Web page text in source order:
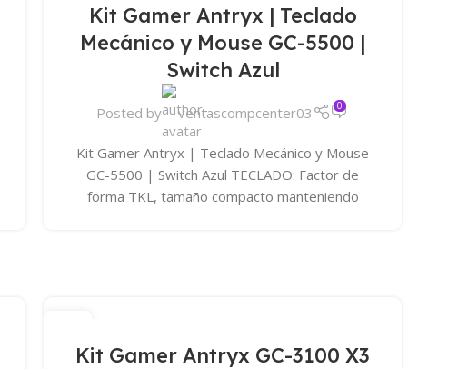
Kit Gamer Antryx | Teclado
Mecánico y Mouse GC-5500 |
Switch Azul
Posted by ventascompcenter03 0
Kit Gamer Antryx | Teclado Mecánico y Mouse
GC-5500 | Switch Azul TECLADO: Factor de
forma TKL, tamaño compacto manteniendo
Kit Gamer Antryx GC-3100 X3